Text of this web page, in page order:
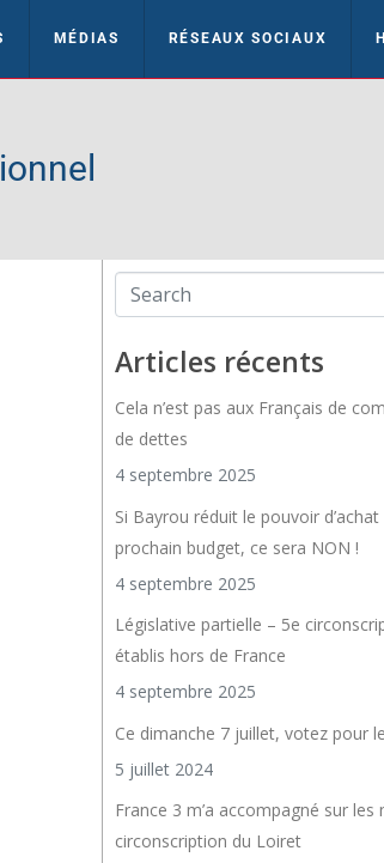
MÉDIAS RÉSEAUX SOCIAUX
Articles récents
Cela n’est pas aux Français de
de dettes
4 septembre 2025
Si Bayrou réduit le pouvoir
prochain budget, ce sera NON !
4 septembre 2025
Législative partielle – 5e
établis hors de France
4 septembre 2025
Ce dimanche 7 juillet, votez pour
5 juillet 2024
France 3 m’a accompagné sur les
circonscription du Loiret